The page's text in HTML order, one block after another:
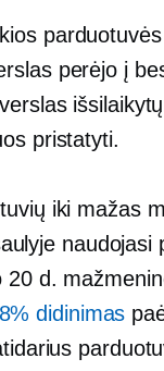
perėjo į
pristatyti.
iki mažas
naudojasi
20 d.
didinimas